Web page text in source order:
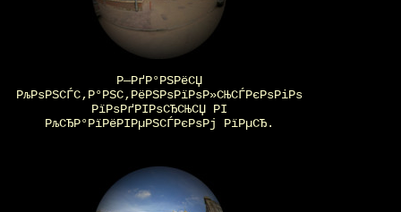
Р—РґР°РЅРёСЏ
РљРѕРЅСЃС‚Р°РЅС‚РёРЅРѕРїРѕР»СЊСЃРєРѕРіРѕ
РїРѕРґРІРѕСЂСЊСЏ РІ
РљСЂР°РїРёРІРµРЅСЃРєРѕРј РїРµСЂ.